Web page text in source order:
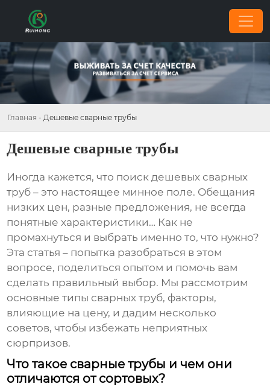
Главная - Дешевые сварные трубы
Дешевые сварные трубы
Иногда кажется, что поискдешевых сварных
труб – это настоящее минное поле. Обещания
низких цен, разные предложения, не всегда
понятные характеристики… Как не
промахнуться и выбрать именно то, что нужно?
Эта статья – попытка разобраться в этом
вопросе, поделиться опытом и помочь вам
сделать правильный выбор. Мы рассмотрим
основные типы сварных труб, факторы,
влияющие на цену, и дадим несколько
советов, чтобы избежать неприятных
сюрпризов.
Что такое сварные трубы и чем они
отличаются от сортовых?